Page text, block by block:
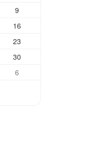
9
16
23
30
6